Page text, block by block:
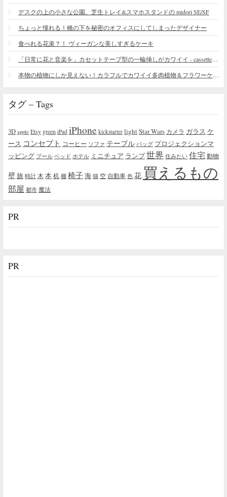
デスクの上の小さな公園。芝生トレイ&スマホスタンドの midori SE/SF
ちょっと憧れる！橋の下を秘密のオフィスにしてしまったデザイナー
食べれる花束？！ ヴィーガンな美しすぎるケーキ
「日常に花と音楽を」カセットテープ型の一輪挿しがカワイイ - cassette vase
本物の植物にしか見えない！カラフルでカワイイ多肉植物＆フラワーケーキ
タグ – Tags
3D apple Etsy green iPad iPhone kickstarter lightStar Wars カメラ ガラス ケ
ース コンセプト コーヒー ソファ テーブル バッグ プロジェクションマ
ッピング プール ベッド ホテル ミニチュア ランプ世界 住みたい 住宅 動物
壁旅 時計 木本机 棚 椅子海 猫 空 自動車 色 花 買えるもの
部屋 都市 魔法
PR
PR